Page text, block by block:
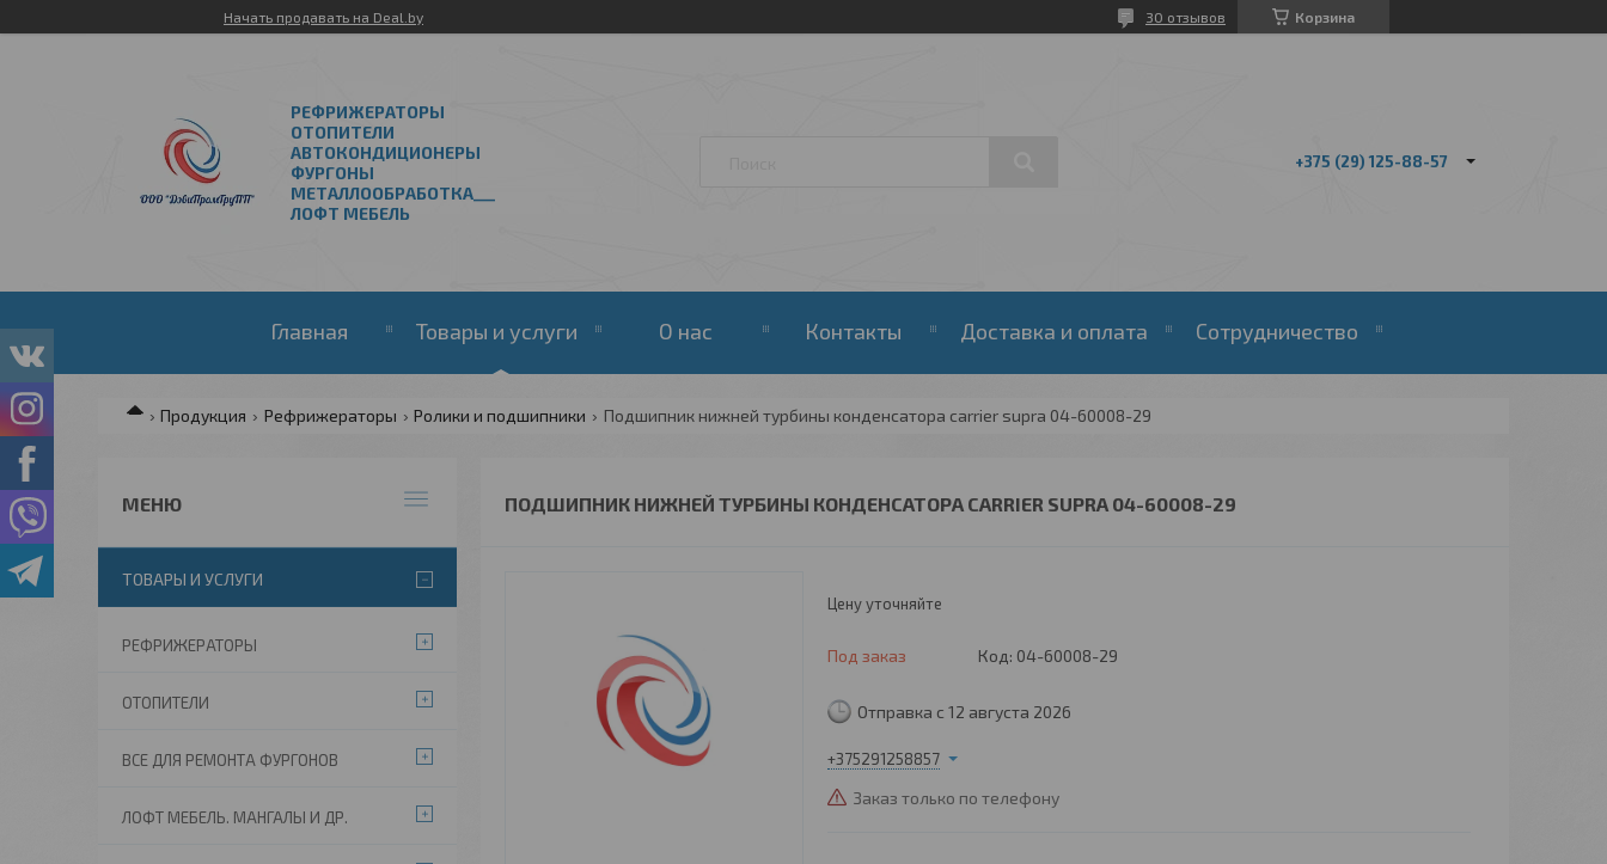
Начать продавать на Deal.by Корзина
30 отзывов
РЕФРИЖЕРАТОРЫ
ОТОПИТЕЛИ
АВТОКОНДИЦИОНЕРЫ
ФУРГОНЫ
МЕТАЛЛООБРАБОТКА___
ЛОФТ МЕБЕЛЬ
+375 (29) 125-88-57
Главная Товары и услуги О нас Контакты Доставка и оплата Сотрудничество
Продукция Рефрижераторы Ролики и подшипники Подшипник нижней турбины конденсатора carrier supra 04-60008-29
ПОДШИПНИК НИЖНЕЙ ТУРБИНЫ КОНДЕНСАТОРА CARRIER SUPRA 04-60008-29
Цену уточняйте
Под заказ Код: 04-60008-29
Отправка с 12 августа 2026
+375291258857
Заказ только по телефону
ТОВАРЫ И УСЛУГИ
РЕФРИЖЕРАТОРЫ
ОТОПИТЕЛИ
ВСЕ ДЛЯ РЕМОНТА ФУРГОНОВ
ЛОФТ МЕБЕЛЬ. МАНГАЛЫ И ДР.